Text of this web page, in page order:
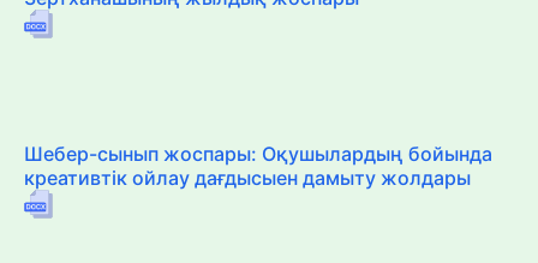
Шебер-сынып жоспары: Оқушылардың бойында
креативтік ойлау дағдысыен дамыту жолдары